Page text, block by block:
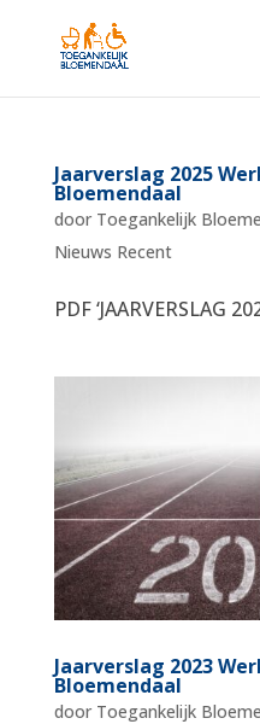
Jaarverslag 2025
Bloemendaal
door Toegankelijk
Nieuws Recent
PDF ‘JAARVERSLAG
Jaarverslag 2023
Bloemendaal
door Toegankelijk